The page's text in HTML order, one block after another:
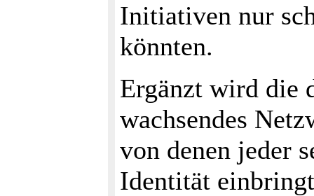
Initiativen nur
könnten.
Ergänzt wird die
wachsendes
von denen jeder
Identität